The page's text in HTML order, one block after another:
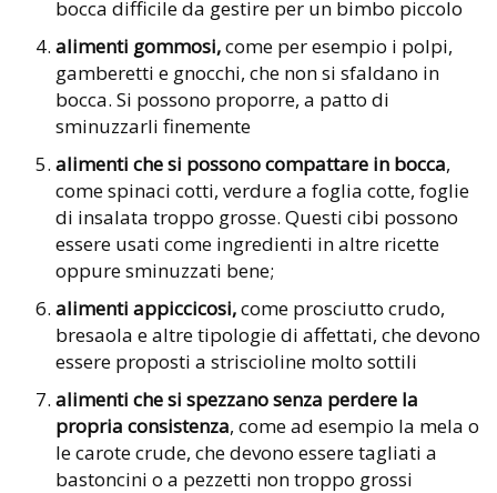
bocca difficile da gestire per un bimbo piccolo
alimenti gommosi,come per esempio i polpi,
gamberetti e gnocchi, che non si sfaldano in
bocca. Si possono proporre, a patto di
sminuzzarli finemente
alimenti che si possono compattare in bocca,
come spinaci cotti, verdure a foglia cotte, foglie
di insalata troppo grosse. Questi cibi possono
essere usati come ingredienti in altre ricette
oppure sminuzzati bene;
alimenti appiccicosi,come prosciutto crudo,
bresaola e altre tipologie di affettati, che devono
essere proposti a striscioline molto sottili
alimenti che si spezzano senza perdere la
propria consistenza, come ad esempio la mela o
le carote crude, che devono essere tagliati a
bastoncini o a pezzetti non troppo grossi